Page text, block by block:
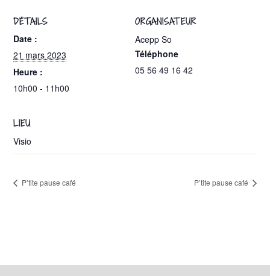
DÉTAILS
Date :
21 mars 2023
Heure :
10h00 - 11h00
ORGANISATEUR
Acepp So
Téléphone
05 56 49 16 42
LIEU
Visio
P’tite pause café P’tite pause café